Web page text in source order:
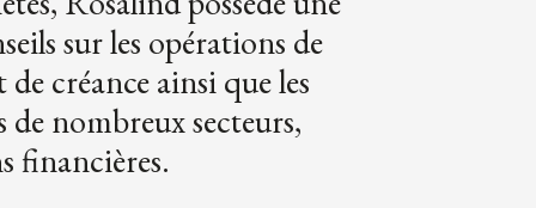
sur les opérations de
créance ainsi que les
nombreux secteurs,
financières.